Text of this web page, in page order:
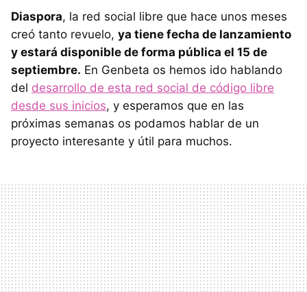
Diaspora, la red social libre que hace unos meses
creó tanto revuelo, ya tiene fecha de lanzamiento
y estará disponible de forma pública el 15 de
septiembre. En Genbeta os hemos ido hablando
del desarrollo de esta red social de código libre
desde sus inicios, y esperamos que en las
próximas semanas os podamos hablar de un
proyecto interesante y útil para muchos.